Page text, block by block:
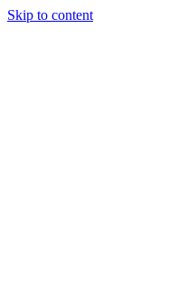
Skip to content